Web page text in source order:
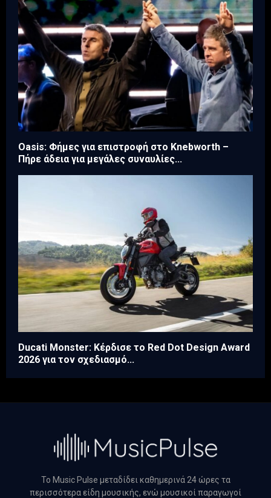
Oasis: Φήμες για επιστροφή στο Knebworth –
Πήρε άδεια για μεγάλες συναυλίες...
Ducati Monster: Κέρδισε το Red Dot Design Award
2026 για τον σχεδιασμό...
Το Music Pulse μεταδίδει καθημερινά 24 ώρες τα
περισσότερα είδη μουσικής, ενώ μουσικοί παραγωγοί